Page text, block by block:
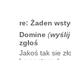
re: Żaden
Domine (wyślij
zgłoś
Jakoś tak sie